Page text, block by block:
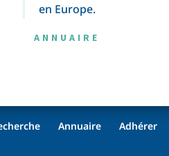
en Europe.
ANNUAIRE
Annuaire Adhérer